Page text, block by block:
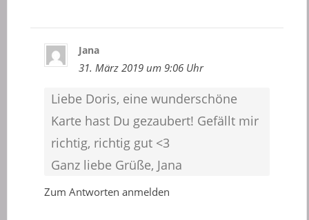
Jana
31. März 2019 um 9:06 Uhr
Liebe Doris, eine wunderschöne
Karte hast Du gezaubert! Gefällt mir
richtig, richtig gut <3
Ganz liebe Grüße, Jana
Zum Antworten anmelden